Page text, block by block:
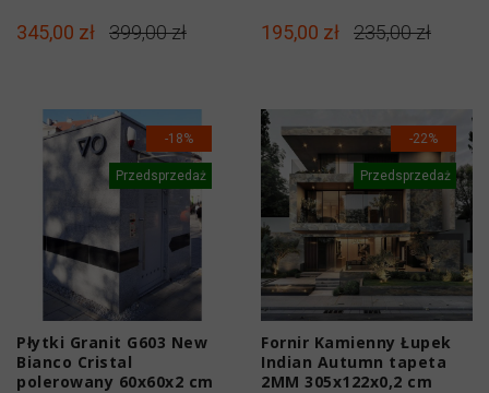
345,00 zł 399,00 zł 195,00 zł 235,00 zł
-18%
Przedsprzedaż
Płytki Granit G603 New
Bianco Cristal
polerowany 60x60x2 cm
-22%
Przedsprzedaż
Fornir Kamienny Łupek
Indian Autumn tapeta
2MM 305x122x0,2 cm